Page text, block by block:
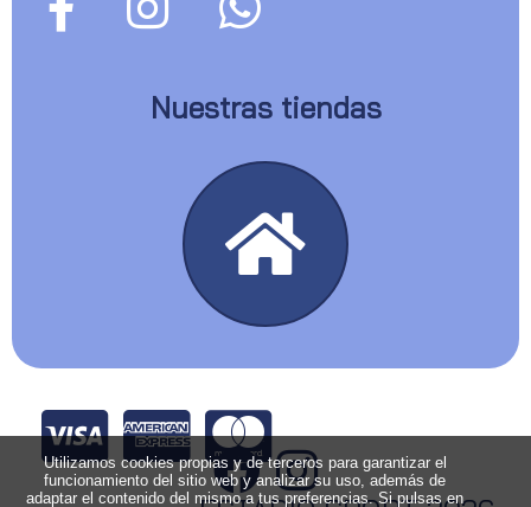
Nuestras tiendas
Utilizamos cookies propias y de terceros para garantizar el
funcionamiento del sitio web y analizar su uso, además de
adaptar el contenido del mismo a tus preferencias. Si pulsas en